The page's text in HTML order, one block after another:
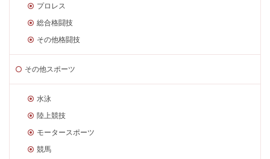
プロレス
総合格闘技
その他格闘技
その他スポーツ
水泳
陸上競技
モータースポーツ
競馬